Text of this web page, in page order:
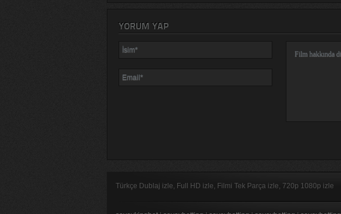
YORUM YAP
Türkçe Dublaj izle, Full HD izle, Filmi Tek Parça izle, 720p 1080p izle